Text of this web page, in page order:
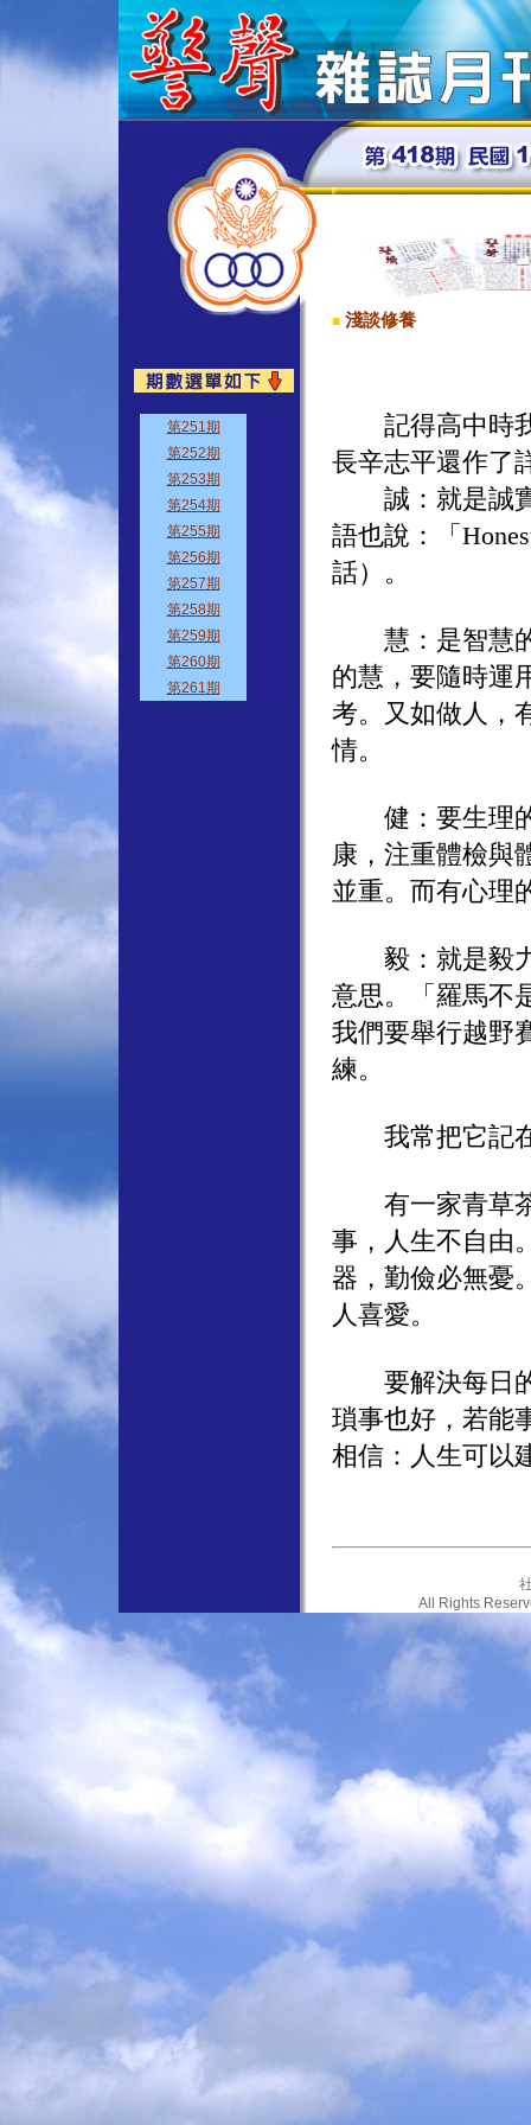
■ 淺談修養
記得高中時我
長辛志平還作了
誠：就是誠實
語也說：「
話）。
慧：是智慧的
的慧，要隨時運
考。又如做人，
情。
健：要生理的
康，注重體檢與
並重。而有心理
毅：就是毅力
意思。「羅馬不
我們要舉行越野
練。
我常把它記
有一家青草茶
事，人生不自由
器，勤儉必無憂
人喜愛。
要解決每日的
瑣事也好，若能
相信：人生可以
All Rights